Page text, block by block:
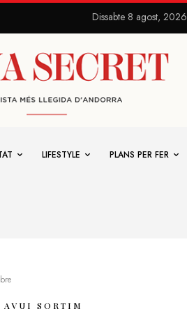
Dissabte 8 agost, 2026
LIFESTYLE PLANS PER FER
AVUI SORTIM